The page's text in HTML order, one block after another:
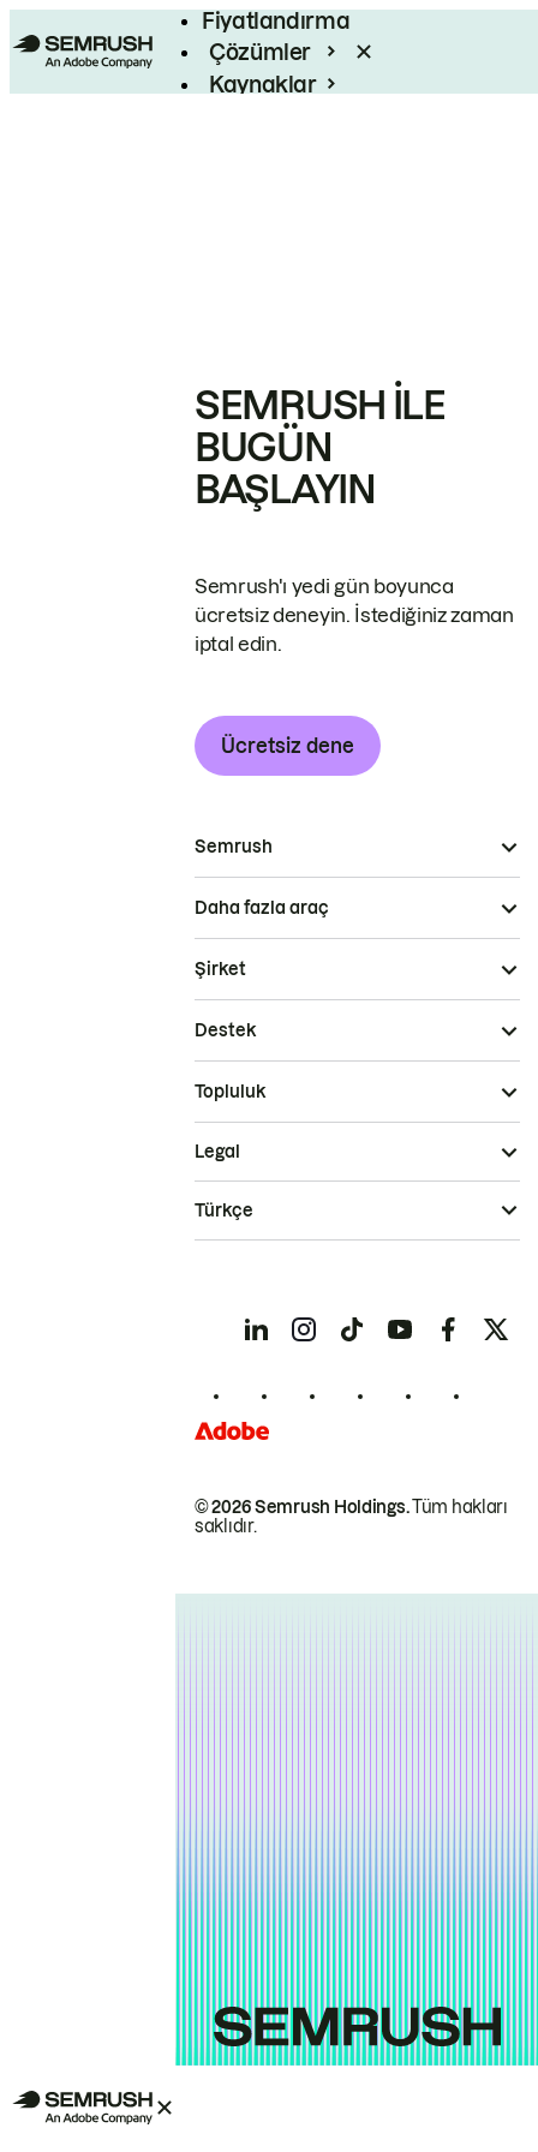
Fiyatlandırma
Çözümler
Kaynaklar
SEMRUSH ILE
BUGÜN
BAŞLAYIN
Semrush'ı yedi gün boyunca
ücretsiz deneyin. İstediğiniz zaman
iptal edin.
Ücretsiz dene
Semrush
Daha fazla araç
Şirket
Destek
Topluluk
© 2026 Semrush Holdings.Tüm hakları
saklıdır.
Legal
Türkçe